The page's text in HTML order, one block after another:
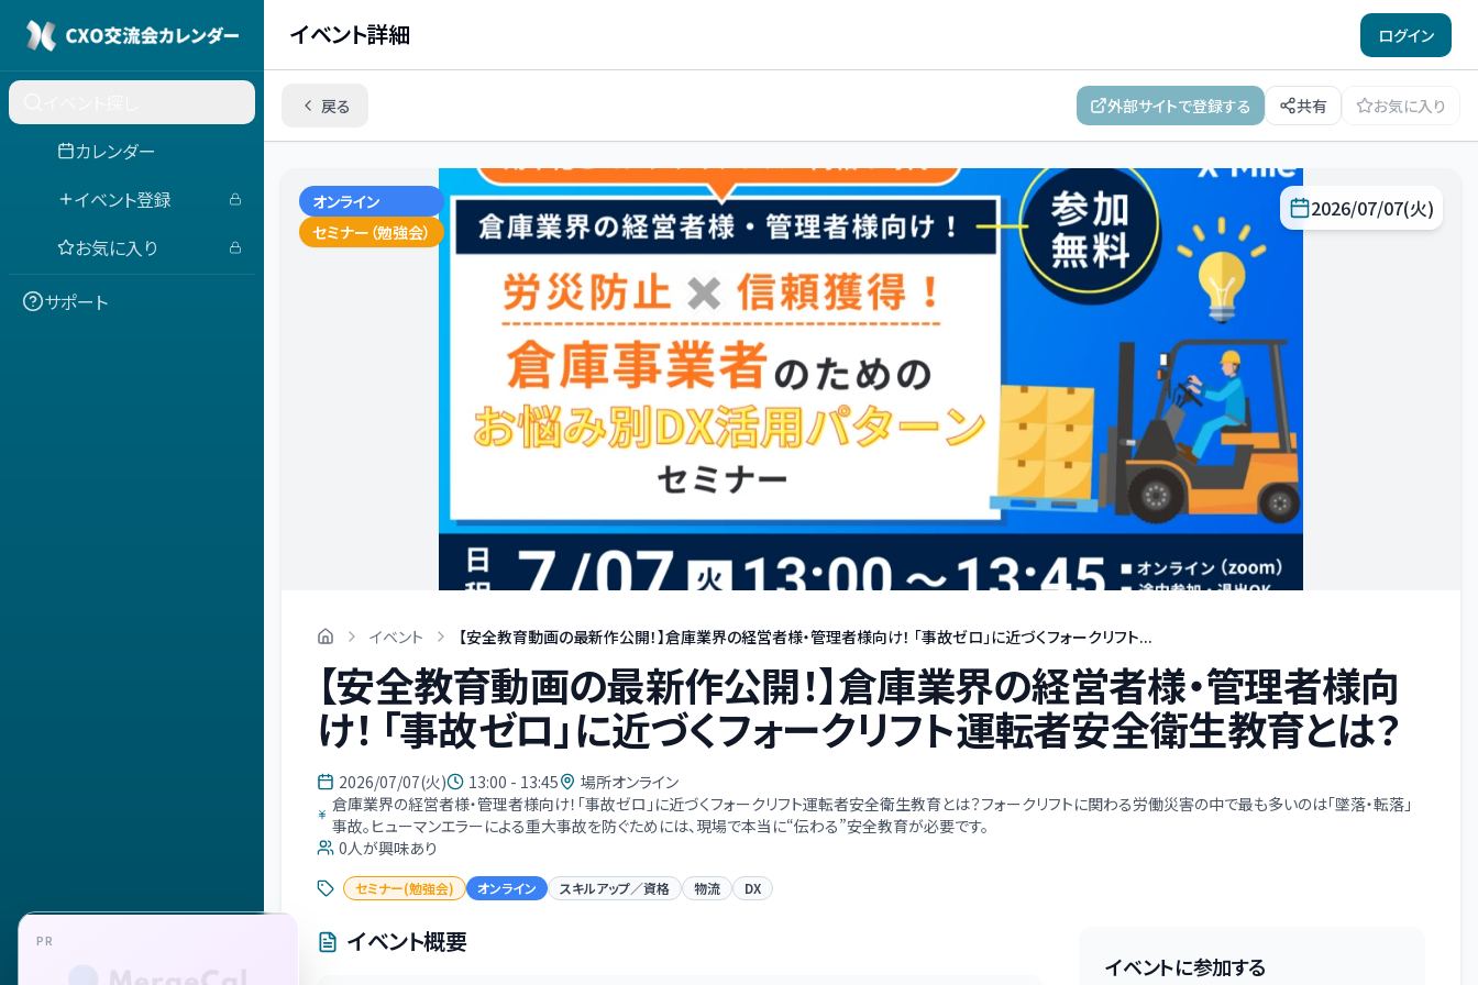
カレンダー
イベント登録
お気に入り
サポート
イベント詳細 ログイン
戻る 外部サイトで登録する 共有 お気に入り
オンライン
セミナー（勉強会）
2026/07/07(火)
イベント 【安全教育動画の最新作公開！】倉庫業界の経営者様・管理者様向け！ 「事故ゼロ」に近づくフォークリフト...
【安全教育動画の最新作公開！】倉庫業界の経営者様・管理者様向
け！ 「事故ゼロ」に近づくフォークリフト運転者安全衛生教育とは？
2026/07/07(火) 13:00 - 13:45
場所オンライン
倉庫業界の経営者様・管理者様向け！「事故ゼロ」に近づくフォークリフト運転者安全衛生教育とは？フォークリフトに関わる労働災害の中で最も多いのは「墜落・転落」
事故。ヒューマンエラーによる重大事故を防ぐためには、現場で本当に“伝わる”安全教育が必要です。
0人が興味あり
セミナー(勉強会) オンライン スキルアップ／資格 物流 DX
イベント概要
イベントに参加する
PR